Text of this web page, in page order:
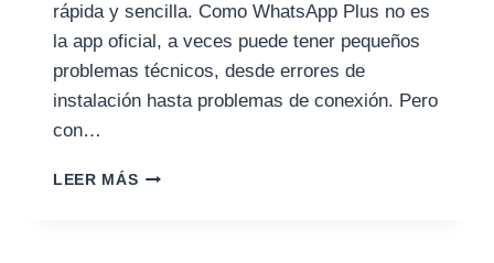
rápida y sencilla. Como WhatsApp Plus no es
la app oficial, a veces puede tener pequeños
problemas técnicos, desde errores de
instalación hasta problemas de conexión. Pero
con…
LEER MÁSGUÍA